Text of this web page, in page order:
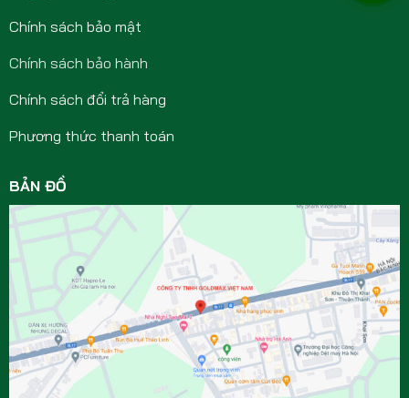
Chính sách bảo mật
Chính sách bảo hành
Chính sách đổi trả hàng
Phương thức thanh toán
BẢN ĐỒ